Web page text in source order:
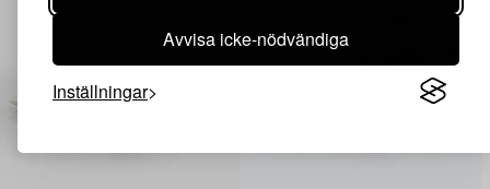
Avvisa icke-nödvändiga
Inställningar